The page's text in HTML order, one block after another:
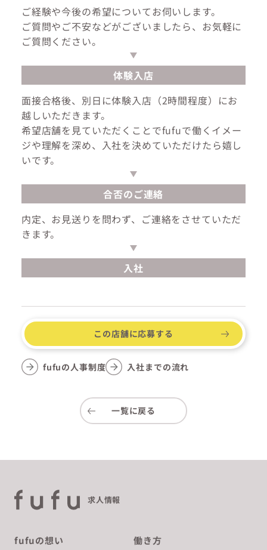
ご経験や今後の希望についてお伺いします。
ご質問やご不安などがございましたら、お気軽に
ご質問ください。
体験入店
面接合格後、別日に体験入店（2時間程度）にお
越しいただきます。
希望店舗を見ていただくことでfufuで働くイメー
ジや理解を深め、入社を決めていただけたら嬉し
いです。
合否のご連絡
内定、お見送りを問わず、ご連絡をさせていただ
きます。
入社
この店舗に応募する
fufuの人事制度 入社までの流れ
一覧に戻る
求人情報
fufuの想い 働き方